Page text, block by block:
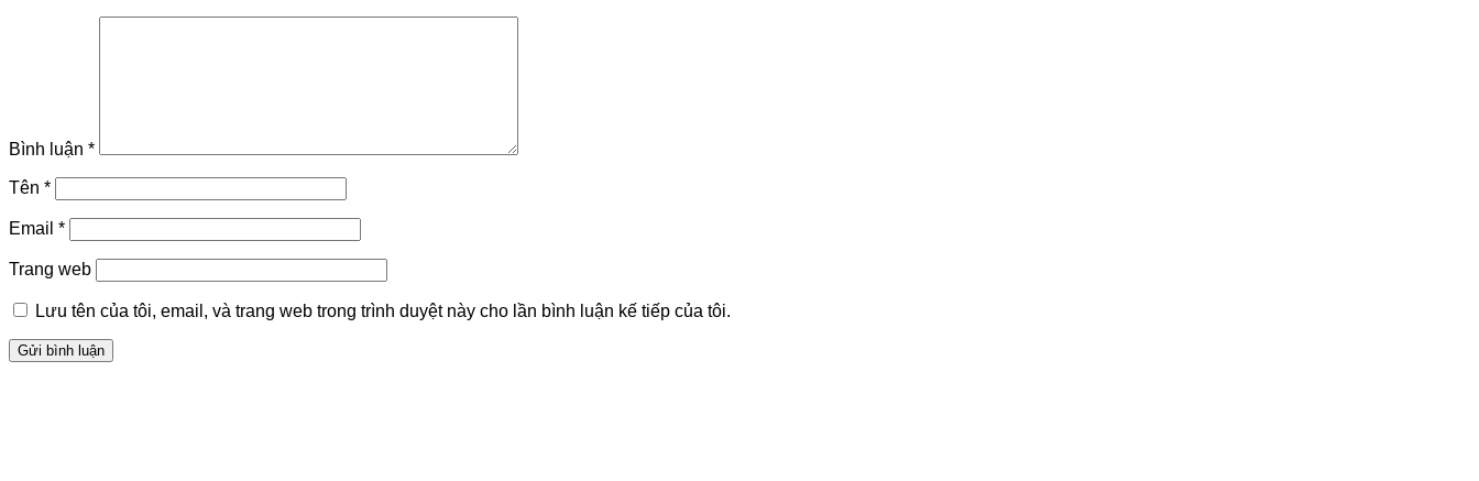
Bình luận *
Tên *
Email *
Trang web
Lưu tên của tôi, email, và trang web trong trình duyệt này cho lần bình luận kế tiếp của tôi.